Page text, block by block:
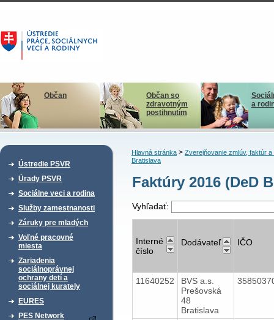
Občan
Občan so
zdravotným
postihnutím
a
Ústredie PSVR
Úrady PSVR
Sociálne veci a rodina
Služby zamestnanosti
Záruky pre mladých
Voľné pracovné
miesta
Zariadenia
sociálnoprávnej
ochrany detí a
sociálnej kurately
EURES
PES Network
Hlavná stránka> Zverejňovanie zmlúv, faktúr a
Bratislava
Faktúry 2016 (DeD
Vyhľadať:
Interné
číslo
Dodávateľ IČO
11640252
BVS a.s.
Prešovská
48
Bratislava